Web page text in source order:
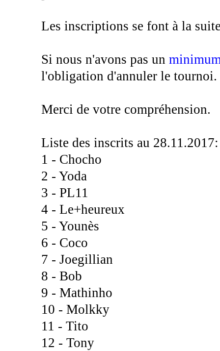
Les inscriptions se font à la
Si nous n'avons pas un
l'obligation d'annuler le tournoi.
Merci de votre compréhension.
Liste des inscrits au 28.11.2017:
1 - Chocho
2 - Yoda
3 - PL11
4 - Le+heureux
5 - Younès
6 - Coco
7 - Joegillian
8 - Bob
9 - Mathinho
10 - Molkky
11 - Tito
12 - Tony